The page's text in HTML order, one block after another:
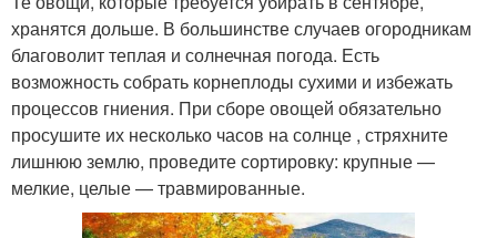
хранятся дольше. В большинстве случаев огородникам
благоволит теплая и солнечная погода. Есть
возможность собрать корнеплоды сухими и избежать
процессов гниения. При сборе овощей обязательно
просушите их несколько часов на солнце , стряхните
лишнюю землю, проведите сортировку: крупные —
мелкие, целые — травмированные.